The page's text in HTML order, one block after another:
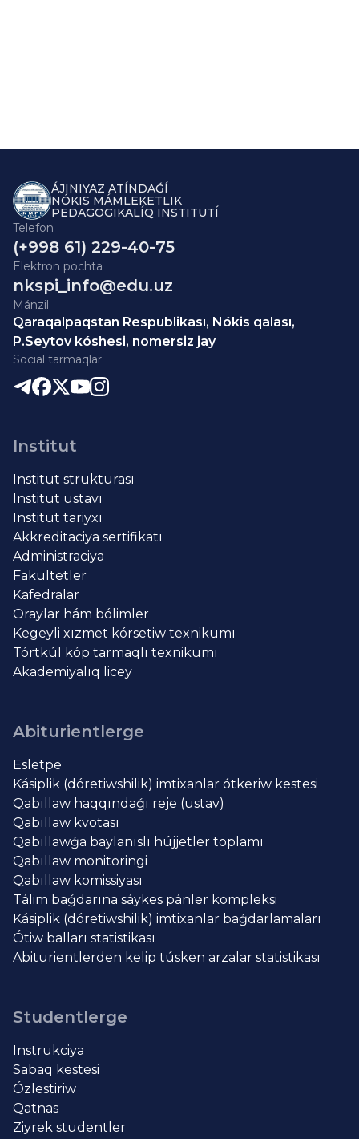
ÁJINIYAZ ATÍNDAǴÍ
NÓKIS MÁMLEKETLIK
PEDAGOGIKALÍQ INSTITUTÍ
Telefon
(+998 61) 229-40-75
Elektron pochta
nkspi_info@edu.uz
Mánzil
Qaraqalpaqstan Respublikası, Nókis qalası,
P.Seytov kóshesi, nomersiz jay
Social tarmaqlar
Institut
Institut strukturası
Institut ustavı
Institut tariyxı
Akkreditaciya sertifikatı
Administraciya
Fakultetler
Kafedralar
Oraylar hám bólimler
Kegeyli xızmet kórsetiw texnikumı
Tórtkúl kóp tarmaqlı texnikumı
Akademiyalıq licey
Abiturientlerge
Esletpe
Kásiplik (dóretiwshilik) imtixanlar ótkeriw kestesi
Qabıllaw haqqındaǵı reje (ustav)
Qabıllaw kvotası
Qabıllawǵa baylanıslı hújjetler toplamı
Qabıllaw monitoringi
Qabıllaw komissiyası
Tálim baǵdarına sáykes pánler kompleksi
Kásiplik (dóretiwshilik) imtixanlar baǵdarlamaları
Ótiw balları statistikası
Abiturientlerden kelip túsken arzalar statistikası
Studentlerge
Instrukciya
Sabaq kestesi
Ózlestiriw
Qatnas
Ziyrek studentler